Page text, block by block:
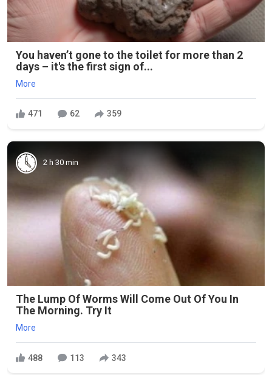
You haven’t gone to the toilet for more than 2
days – it's the first sign of...
More
471 62 359
2 h 30 min
The Lump Of Worms Will Come Out Of You In
The Morning. Try It
More
488 113 343